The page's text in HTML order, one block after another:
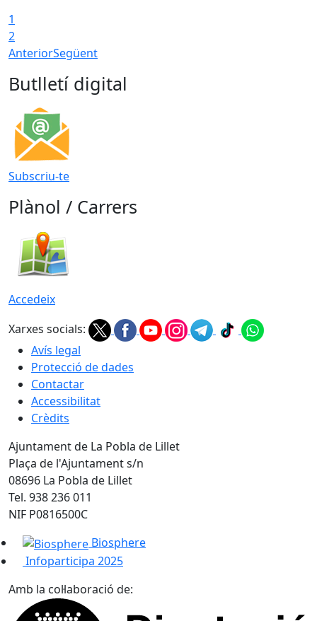
1
2
AnteriorSegüent
Butlletí digital
Subscriu-te
Plànol / Carrers
Accedeix
Xarxes socials:
Avís legal
Protecció de dades
Contactar
Accessibilitat
Crèdits
Ajuntament de La Pobla de Lillet
Plaça de l'Ajuntament s/n
08696 La Pobla de Lillet
Tel. 938 236 011
NIF P0816500C
Biosphere
Infoparticipa 2025
Amb la col·laboració de: